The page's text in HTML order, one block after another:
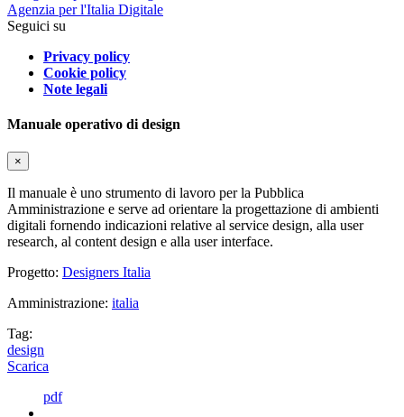
Agenzia per l'Italia Digitale
Seguici su
Privacy policy
Cookie policy
Note legali
Manuale operativo di design
×
Il manuale è uno strumento di lavoro per la Pubblica
Amministrazione e serve ad orientare la progettazione di ambienti
digitali fornendo indicazioni relative al service design, alla user
research, al content design e alla user interface.
Progetto: Designers Italia
Amministrazione: italia
Tag:
design
Scarica
pdf